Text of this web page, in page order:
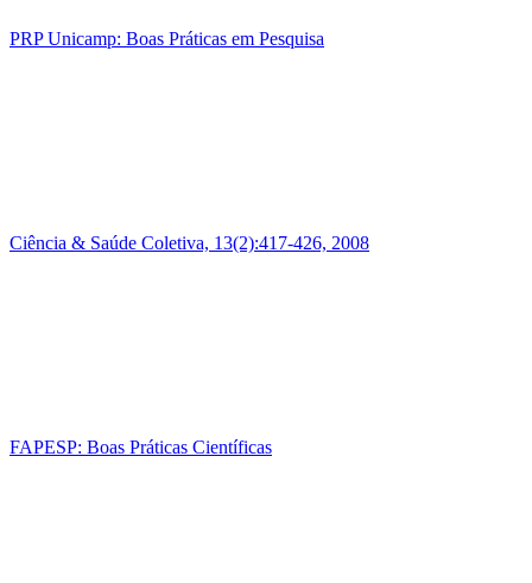
PRP Unicamp: Boas Práticas em Pesquisa
Ciência & Saúde Coletiva, 13(2):417-426, 2008
FAPESP: Boas Práticas Científicas